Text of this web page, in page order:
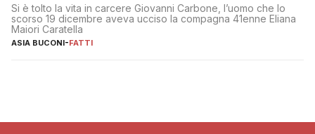
Si è tolto la vita in carcere Giovanni Carbone, l’uomo che lo
scorso 19 dicembre aveva ucciso la compagna 41enne Eliana
Maiori Caratella
ASIA BUCONI-FATTI